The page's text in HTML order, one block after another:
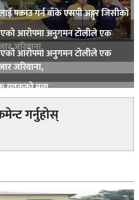
पक्राउ गर्न बाँके एसपी अङ्गुर जिसीको
आरोपमा अनुगमन टोलीले एक
जरिवाना,
आरोपमा अनुगमन टोलीले एक
जरिवाना,
युवकको मृत्यु,
गर्नुहोस्